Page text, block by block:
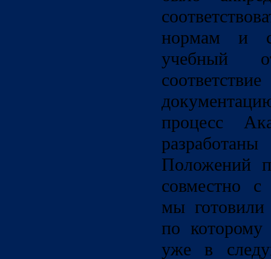
нормам и
учебный
процесс
Положений
совместно с
мы
по
уже в